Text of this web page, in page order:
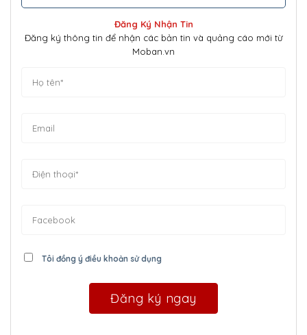
Đăng Ký Nhận Tin
Đăng ký thông tin để nhận các bản tin và quảng cáo mới từ
Moban.vn
Tôi đồng ý điều khoản sử dụng